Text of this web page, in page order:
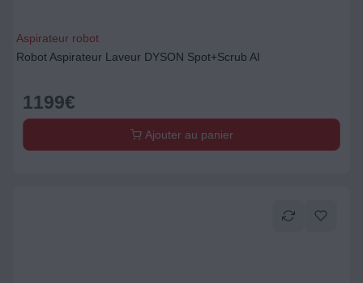
Aspirateur robot
Robot Aspirateur Laveur DYSON Spot+Scrub AI
1199€
Ajouter au panier